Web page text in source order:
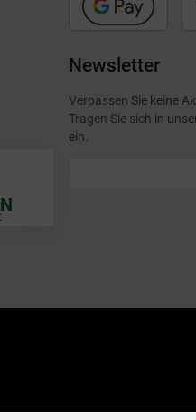
Newsletter
Verpassen Sie keine
Tragen Sie sich in
ein.